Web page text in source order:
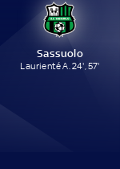
Sassuolo
Laurienté A. 24', 57'